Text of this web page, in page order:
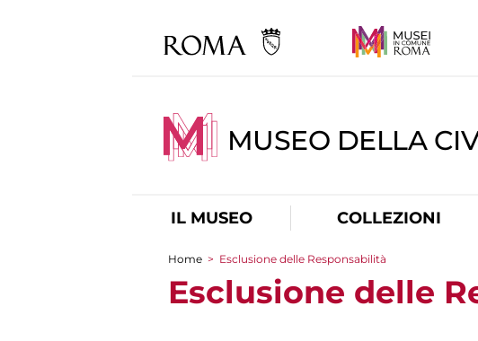
MUSEO DELLA
IL MUSEO COLLEZIONI
Tu sei qui
Home > Esclusione delle Responsabilità
Esclusione delle